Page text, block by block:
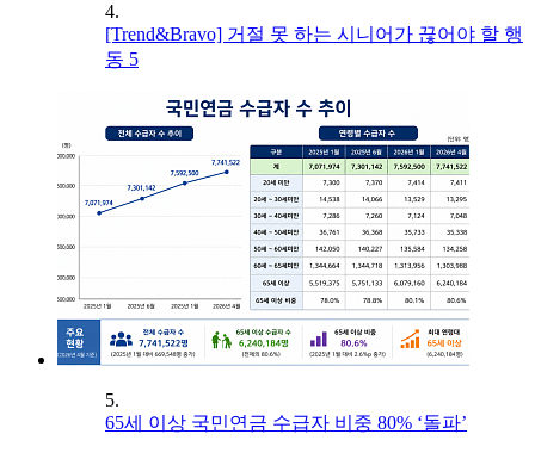
4.
[Trend&Bravo] 거절 못 하는 시니어가 끊어야 할 행
동 5
5.
65세 이상 국민연금 수급자 비중 80% ‘돌파’